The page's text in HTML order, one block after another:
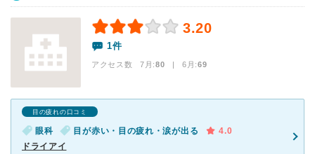
3.20
1件
アクセス数 7月:80 | 6月:69
目の疲れの口コミ
眼科 目が赤い・目の疲れ・涙が出る
4.0
ドライアイ